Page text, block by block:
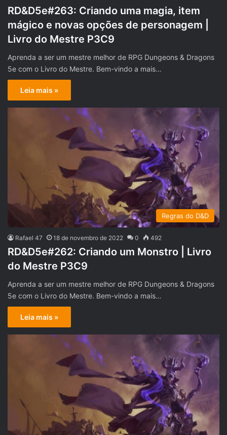
RD&D5e#263: Criando uma magia, item
mágico e novas opções de personagem |
Livro do Mestre P3C9
Aprenda a ser um mestre melhor de RPG Dungeons & Dragons
5e com o Livro do Mestre. Bem-vindo a mais…
Leia mais »
Regras do D&D
Rafael 47 18 de novembro de 2022 0 492
RD&D5e#262: Criando um Monstro | Livro
do Mestre P3C9
Aprenda a ser um mestre melhor de RPG Dungeons & Dragons
5e com o Livro do Mestre. Bem-vindo a mais…
Leia mais »